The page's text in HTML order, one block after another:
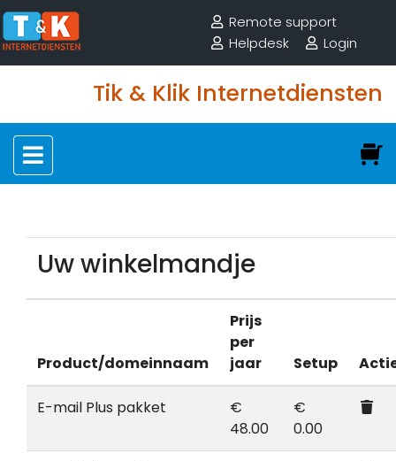
Remote support
Helpdesk
Login
Tik & Klik Internetdiensten
Uw winkelmandje
Product/domeinnaam
Prijs
per
jaar
Setup
E-mail Plus pakket
€
48.00
€
0.00